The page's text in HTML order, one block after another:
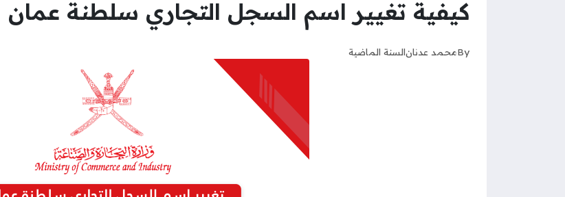
كيفية تغيير اسم السجل التجاري سلطنة عمان
Byمحمد عدنانالسنة الماضية